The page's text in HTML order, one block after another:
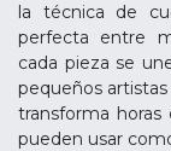
la técnica de
perfecta entre
cada pieza se
pequeños
transforma
pueden usar